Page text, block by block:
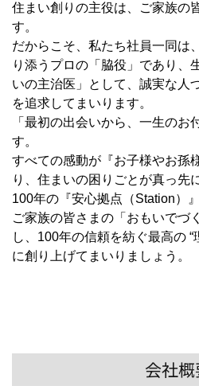
住まい創りの主役は、ご家族の
す。
だからこそ、私たち社員一同は
り添うプロの「脇役」であり、
いの主治医」として、誠実な人
を追求してまいります。
「最初の出会いから、一生のお
す。
すべての感動が『お子様やお孫
り、住まいの困りごとが真っ先
100年の『安心拠点（Station）
ご家族の皆さまの「おもいでづ
し、100年の信頼を紡ぐ最高の
に創り上げてまいりましょう。
会社